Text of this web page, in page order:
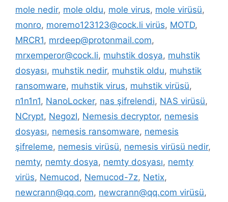
mole nedir, mole oldu, mole virus, mole virüsü,
monro, moremo123123@cock.li virüs, MOTD,
MRCR1, mrdeep@protonmail.com,
mrxemperor@cock.li, muhstik dosya, muhstik
dosyası, muhstik nedir, muhstik oldu, muhstik
ransomware, muhstik virus, muhstik virüsü,
n1n1n1, NanoLocker, nas şifrelendi, NAS virüsü,
NCrypt, NegozI, Nemesis decryptor, nemesis
dosyası, nemesis ransomware, nemesis
şifreleme, nemesis virüsü, nemesis virüsü nedir,
nemty, nemty dosya, nemty dosyası, nemty
virüs, Nemucod, Nemucod-7z, Netix,
newcrann@qq.com, newcrann@qq.com virüsü,